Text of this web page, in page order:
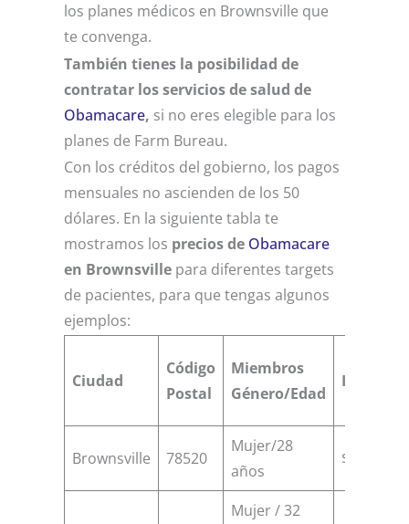
los planes médicos en Brownsville que
te convenga.
También tienes la posibilidad de
contratar los servicios de salud de
Obamacare, si no eres elegible para los
planes de Farm Bureau.
Con los créditos del gobierno, los pagos
mensuales no ascienden de los 50
dólares. En la siguiente tabla te
mostramos los precios de Obamacare
en Brownsville para diferentes targets
de pacientes, para que tengas algunos
ejemplos:
Ciudad
Código
Postal
Miembros
Género/Edad
Ingresos
Brownsville 78520
Mujer/28
años
$13000
Mujer / 32